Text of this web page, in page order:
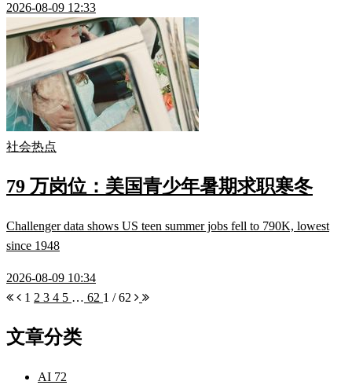
2026-08-09 12:33
社会热点
79 万岗位：美国青少年暑期求职寒冬
Challenger data shows US teen summer jobs fell to 790K, lowest
since 1948
2026-08-09 10:34
1 2 3 4 5 … 62 1 / 62
文章分类
AI 72